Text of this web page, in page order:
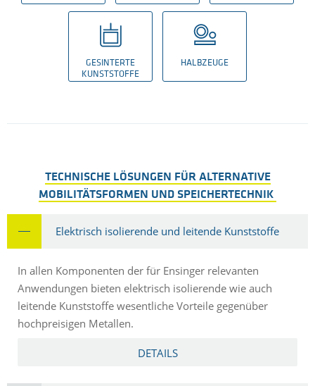
GESINTERTE
KUNSTSTOFFE
HALBZEUGE
TECHNISCHE LÖSUNGEN FÜR ALTERNATIVE
MOBILITÄTSFORMEN UND SPEICHERTECHNIK
Elektrisch isolierende und leitende Kunststoffe
In allen Komponenten der für Ensinger relevanten
Anwendungen bieten elektrisch isolierende wie auch
leitende Kunststoffe wesentliche Vorteile gegenüber
hochpreisigen Metallen.
DETAILS